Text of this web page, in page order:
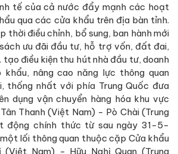
tế của cả nước đẩy mạnh các hoạt
qua các cửa khẩu trên địa bàn tỉnh.
thời điều chỉnh, bổ sung, ban hành mới
ưu đãi đầu tư, hỗ trợ vốn, đất đai,
tạo điều kiện thu hút nhà đầu tư, doanh
khẩu, nâng cao năng lực thông quan
thống nhất với phía Trung Quốc đưa
dụng vận chuyển hàng hóa khu vực
Thanh (Việt Nam) - Pò Chài (Trung
động chính thức từ sau ngày 31-5-
lối thông quan thuộc cặp Cửa khẩu
(Việt Nam) - Hữu Nghị Quan (Trung